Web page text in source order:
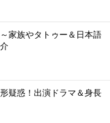
家族やタトゥー＆日本語
疑惑！出演ドラマ＆身長